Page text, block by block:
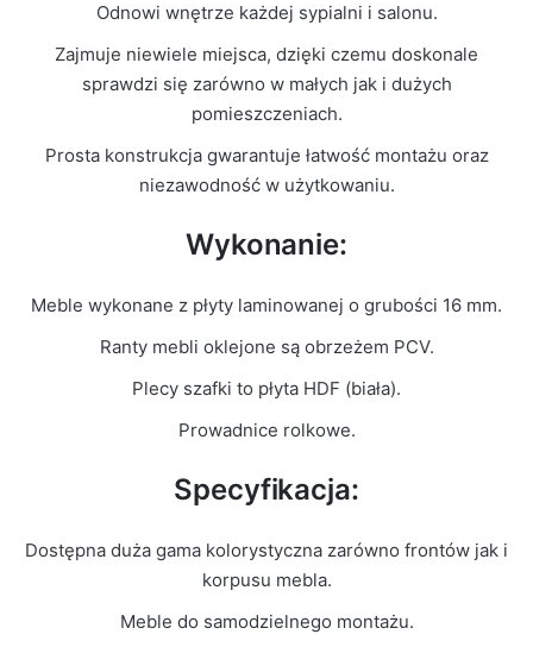
Odnowi wnętrze każdej sypialni i salonu.
Zajmuje niewiele miejsca, dzięki czemu doskonale
sprawdzi się zarówno w małych jak i dużych
pomieszczeniach.
Prosta konstrukcja gwarantuje łatwość montażu oraz
niezawodność w użytkowaniu.
Wykonanie:
Meble wykonane z płyty laminowanej o grubości 16 mm.
Ranty mebli oklejone są obrzeżem PCV.
Plecy szafki to płyta HDF (biała).
Prowadnice rolkowe.
Specyfikacja:
Dostępna duża gama kolorystyczna zarówno frontów jak i
korpusu mebla.
Meble do samodzielnego montażu.
paczek
Rolkowe